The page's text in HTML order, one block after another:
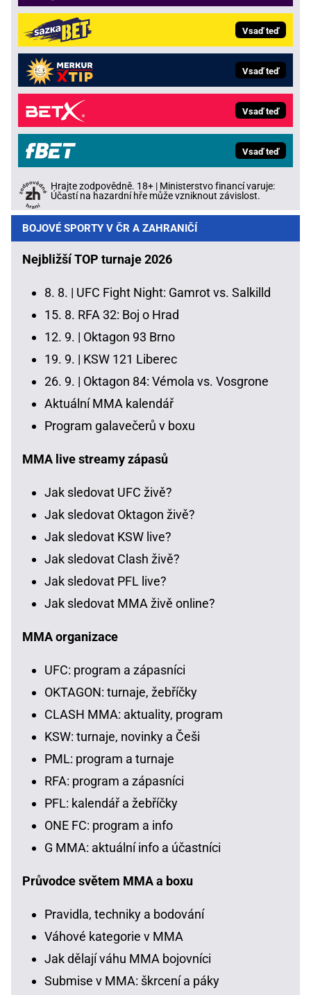
Vsaď teď
Vsaď teď
Vsaď teď
Vsaď teď
Hrajte zodpovědně. 18+ | Ministerstvo financí varuje:
Účastí na hazardní hře může vzniknout závislost.
BOJOVÉ SPORTY V ČR A ZAHRANIČÍ
Nejbližší TOP turnaje 2026
8. 8. | UFC Fight Night: Gamrot vs. Salkilld
15. 8. RFA 32: Boj o Hrad
12. 9. | Oktagon 93 Brno
19. 9. | KSW 121 Liberec
26. 9. | Oktagon 84: Vémola vs. Vosgrone
Aktuální MMA kalendář
Program galavečerů v boxu
MMA live streamy zápasů
Jak sledovat UFC živě?
Jak sledovat Oktagon živě?
Jak sledovat KSW live?
Jak sledovat Clash živě?
Jak sledovat PFL live?
Jak sledovat MMA živě online?
MMA organizace
UFC: program a zápasníci
OKTAGON: turnaje, žebříčky
CLASH MMA: aktuality, program
KSW: turnaje, novinky a Češi
PML: program a turnaje
RFA: program a zápasníci
PFL: kalendář a žebříčky
ONE FC: program a info
G MMA: aktuální info a účastníci
Průvodce světem MMA a boxu
Pravidla, techniky a bodování
Váhové kategorie v MMA
Jak dělají váhu MMA bojovníci
Submise v MMA: škrcení a páky